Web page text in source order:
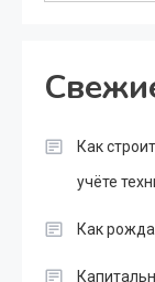
Как
учёте
Как